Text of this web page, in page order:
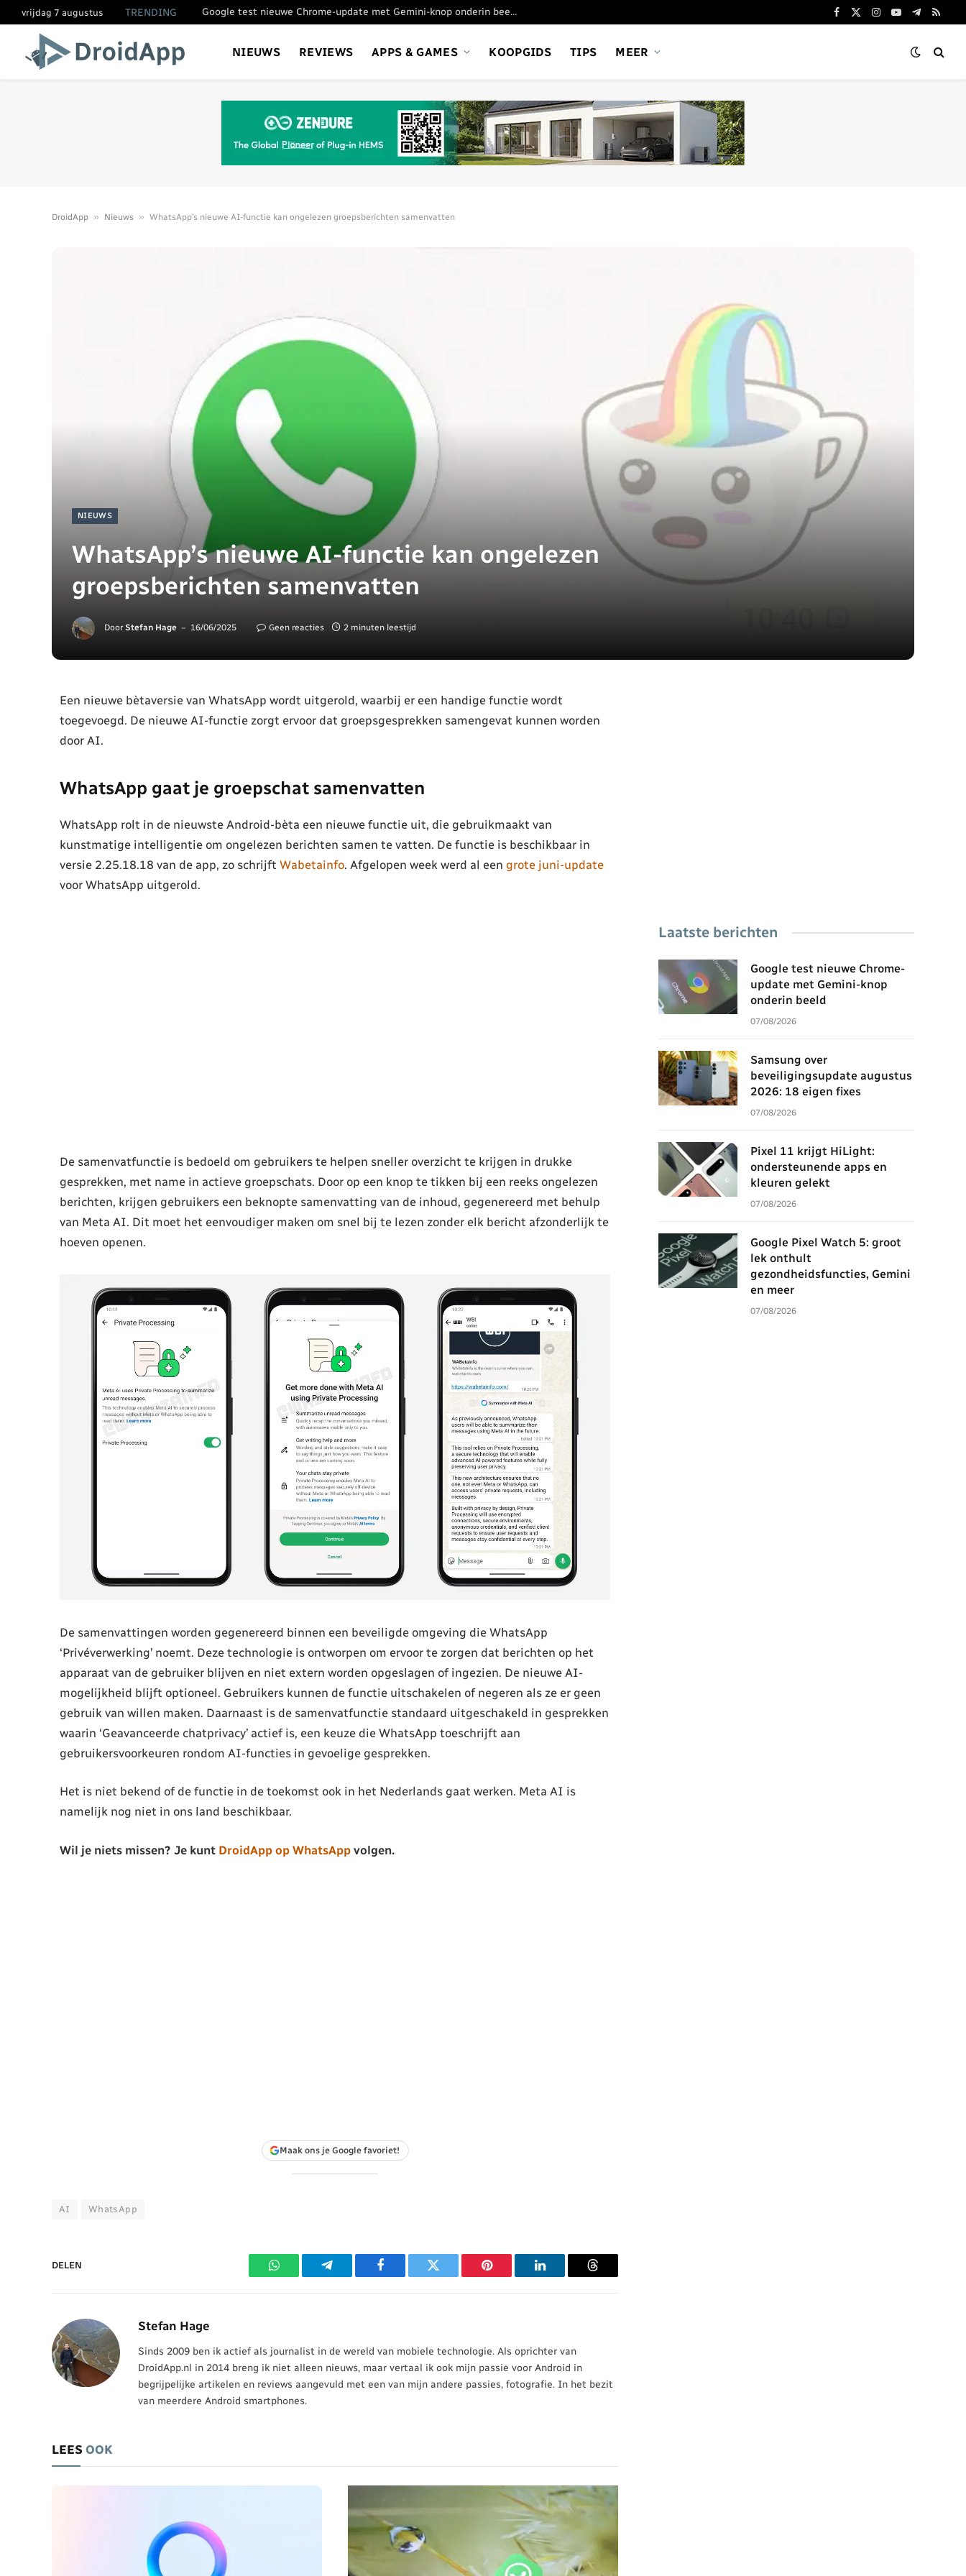
vrijdag 7 augustus TRENDING Google test nieuwe Chrome-update met Gemini-knop onderin beeld
Facebook
X
Instagram
YouTube
Telegram
RSS
NIEUWS REVIEWS APPS & GAMES KOOPGIDS TIPS MEER
DroidApp » Nieuws » WhatsApp’s nieuwe AI-functie kan ongelezen groepsberichten samenvatten
NIEUWS
WhatsApp’s nieuwe AI-functie kan ongelezen
groepsberichten samenvatten
Door Stefan Hage 16/06/2025 Geen reacties 2 minuten leestijd
Een nieuwe bètaversie van WhatsApp wordt uitgerold, waarbij er een handige functie wordt
toegevoegd. De nieuwe AI-functie zorgt ervoor dat groepsgesprekken samengevat kunnen worden
door AI.
WhatsApp gaat je groepschat samenvatten
WhatsApp rolt in de nieuwste Android-bèta een nieuwe functie uit, die gebruikmaakt van
kunstmatige intelligentie om ongelezen berichten samen te vatten. De functie is beschikbaar in
versie 2.25.18.18 van de app, zo schrijft Wabetainfo. Afgelopen week werd al een grote juni-update
voor WhatsApp uitgerold.
De samenvatfunctie is bedoeld om gebruikers te helpen sneller overzicht te krijgen in drukke
gesprekken, met name in actieve groepschats. Door op een knop te tikken bij een reeks ongelezen
berichten, krijgen gebruikers een beknopte samenvatting van de inhoud, gegenereerd met behulp
van Meta AI. Dit moet het eenvoudiger maken om snel bij te lezen zonder elk bericht afzonderlijk te
hoeven openen.
De samenvattingen worden gegenereerd binnen een beveiligde omgeving die WhatsApp
‘Privéverwerking’ noemt. Deze technologie is ontworpen om ervoor te zorgen dat berichten op het
apparaat van de gebruiker blijven en niet extern worden opgeslagen of ingezien. De nieuwe AI-
mogelijkheid blijft optioneel. Gebruikers kunnen de functie uitschakelen of negeren als ze er geen
gebruik van willen maken. Daarnaast is de samenvatfunctie standaard uitgeschakeld in gesprekken
waarin ‘Geavanceerde chatprivacy’ actief is, een keuze die WhatsApp toeschrijft aan
gebruikersvoorkeuren rondom AI-functies in gevoelige gesprekken.
Het is niet bekend of de functie in de toekomst ook in het Nederlands gaat werken. Meta AI is
namelijk nog niet in ons land beschikbaar.
Wil je niets missen? Je kunt DroidApp op WhatsAppvolgen.
Maak ons je Google favoriet!
AI WhatsApp
DELEN
WhatsAppTelegram Facebook Twitter Pinterest LinkedIn Threads
Stefan Hage
Sinds 2009 ben ik actief als journalist in de wereld van mobiele technologie. Als oprichter van
DroidApp.nl in 2014 breng ik niet alleen nieuws, maar vertaal ik ook mijn passie voor Android in
begrijpelijke artikelen en reviews aangevuld met een van mijn andere passies, fotografie. In het bezit
van meerdere Android smartphones.
LEES OOK
Laatste berichten
Google test nieuwe Chrome-
update met Gemini-knop
onderin beeld
07/08/2026
Samsung over
beveiligingsupdate augustus
2026: 18 eigen fixes
07/08/2026
Pixel 11 krijgt HiLight:
ondersteunende apps en
kleuren gelekt
07/08/2026
Google Pixel Watch 5: groot
lek onthult
gezondheidsfuncties, Gemini
en meer
07/08/2026